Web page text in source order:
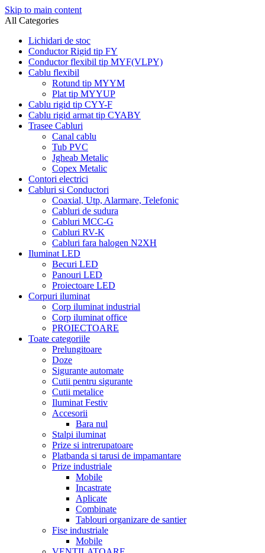
Skip to main content
All Categories
Lichidari de stoc
Conductor Rigid tip FY
Conductor flexibil tip MYF(VLPY)
Cablu flexibil
Rotund tip MYYM
Plat tip MYYUP
Cablu rigid tip CYY-F
Cablu rigid armat tip CYABY
Trasee Cabluri
Canal cablu
Tub PVC
Jgheab Metalic
Copex Metalic
Contori electrici
Cabluri si Conductori
Coaxial, Utp, Alarmare, Telefonic
Cabluri de sudura
Cabluri MCC-G
Cabluri RV-K
Cabluri fara halogen N2XH
Iluminat LED
Becuri LED
Panouri LED
Proiectoare LED
Corpuri iluminat
Corp iluminat industrial
Corp iluminat office
PROIECTOARE
Toate categoriile
Prelungitoare
Doze
Sigurante automate
Cutii pentru sigurante
Cutii metalice
Iluminat Festiv
Accesorii
Bara nul
Stalpi iluminat
Prize si intrerupatoare
Platbanda si tarusi de impamantare
Prize industriale
Mobile
Incastrate
Aplicate
Combinate
Tablouri organizare de santier
Fise industriale
Mobile